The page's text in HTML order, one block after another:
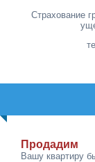
Страхование
Продадим
Вашу квартиру